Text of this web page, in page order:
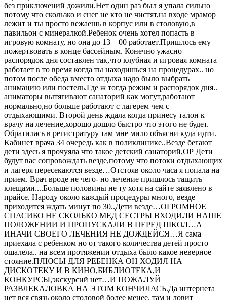
без приключений дожили.Нет один раз был я упала сильно
потому что скользко и снег не кто не чистят,на входе мрамор
лежит и ты просто вежаешь в корпус или в столовую,в
павильон с минералкой.Ребенок очень хотел попасть в
игровую комнату, но она до 13—00 работает.Пришлось ему
пожертвовать в конце бассейным. Конечно ужасно
распорядок дня составлен так,что клубная и игровая комната
работает в то время когда ты находишься на процедурах.. но
потом после обеда вместо отдыха надо было выбрать
анимацию или постель.Где ж тогда режим и распорядок дня..
аниматоры вытягивают санаторий как могут,работают
нормально,но больше работают с лагерем чем с
отдыхающими. Второй день ждала когда принесу талон к
врачу на лечение,хорошо дошло быстро что этого не будет.
Обратилась в регистратуру там мне мило объясни куда идти.
Кабинет врача 34 очередь как в поликлинике..Везде бегают
дети здесь я прочуяла что такое детский санаторий,ОР Дети
будут вас сопровождать везде,потому что потоки отдыхающих
и лагеря пересекаются везде…Отстояв около часа я попала на
прием. Врач вроде не чего- но лечение пришлось тащить
клещами....Больше половины не ту хотя на сайте заявлено в
прайсе. Народу около каждый процедуры много, везде
приходится ждать минут по 30..Дети везде…ОГРОМНОЕ
СПАСИБО НЕ СКОЛЬКО МЕД СЕСТРЫ ВХОДИЛИ НАШЕ
ПОЛОЖЕНИИ И ПРОПУСКАЛИ В ПЕРЕД ШКОЛ…А
ИНАЧИ СВОЕГО ЛЕЧЕНИЯ НЕ ДОЖДЕЙСЯ…Я сама
приехала с ребенком но от такого количества детей просто
ошалела.. на всем протяжении отдыха было какое неверное
стояние.ПЛЮСЫ ДЛЯ РЕБЕНКА ОН ХОДИЛ НА
ДИСКОТЕКУ И В КИНО,БИБЛИОТЕКА,И
КОНКУРСЫ,экскурсий нет…И ПОЖАЛУЙ
РАЗВЛЕКАЛОВКА НА ЭТОМ КОНЧИЛАСЬ.Да интернета
нет вся связь около столовой более менее. там и ловит